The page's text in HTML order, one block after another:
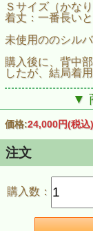
Ｓサイズ（かな
着丈：一番長い
未使用ののシル
購入後に、背中
したが、結局着
かなり細身です。
長身の方のほう
可能かと思います
9号トルソーに着
脇がファスナー
そのためハンガ
ください。
▼
価格:24,000円(税込)
注文
購入数：